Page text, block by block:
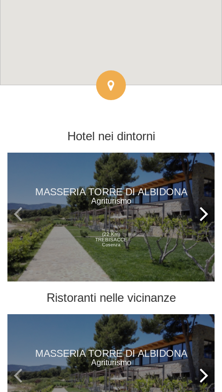
Hotel nei dintorni
MASSERIA TORRE DI ALBIDONA
Agriturismo
(22 Km)
TREBISACCE
Cosenza
Ristoranti nelle vicinanze
MASSERIA TORRE DI ALBIDONA
Agriturismo